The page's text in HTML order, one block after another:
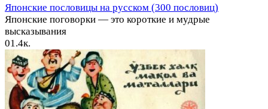
Японские пословицы на русском (300 пословиц)
Японские поговорки — это короткие и мудрые
высказывания
01.4к.